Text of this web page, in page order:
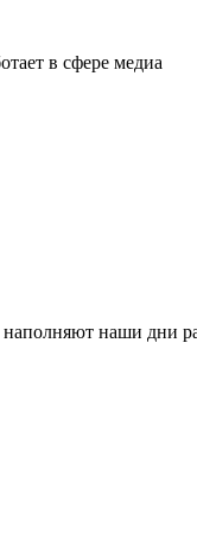
в сфере медиа
наши дни